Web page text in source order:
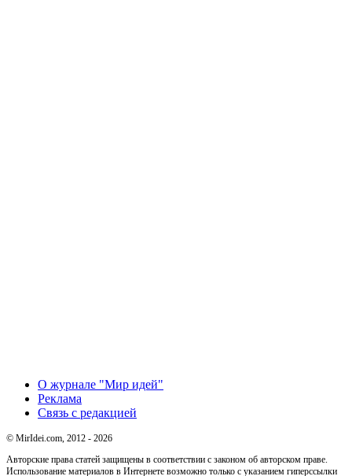
О журнале "Мир идей"
Реклама
Связь с редакцией
© MirIdei.com, 2012 - 2026
Авторские права статей защищены в соответствии с законом об авторском праве.
Использование материалов в Интернете возможно только с указанием гиперссылки